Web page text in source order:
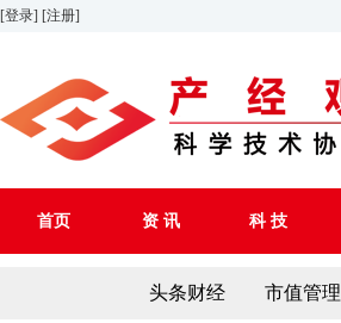
[登录] [注册]
首页 资 讯 科 技
头条财经 市值管理